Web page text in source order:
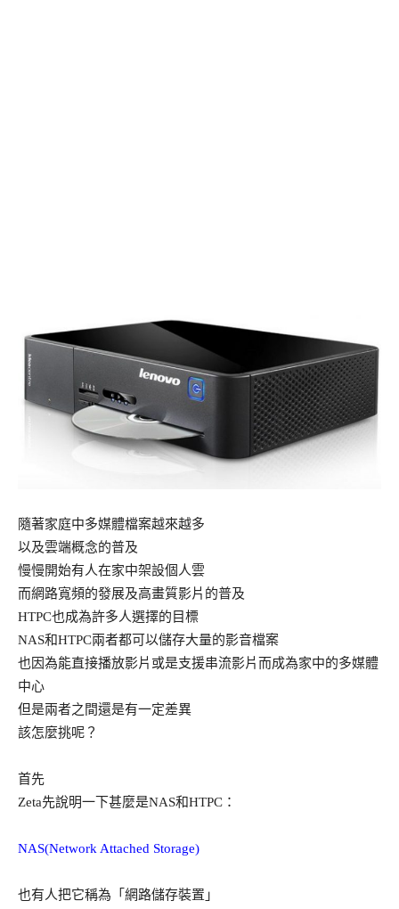
隨著家庭中多媒體檔案越來越多
以及雲端概念的普及
慢慢開始有人在家中架設個人雲
而網路寬頻的發展及高畫質影片的普及
HTPC也成為許多人選擇的目標
NAS和HTPC兩者都可以儲存大量的影音檔案
也因為能直接播放影片或是支援串流影片而成為家中的多媒體
中心
但是兩者之間還是有一定差異
該怎麼挑呢？
首先
Zeta先說明一下甚麼是NAS和HTPC：
NAS(Network Attached Storage)
也有人把它稱為「網路儲存裝置」